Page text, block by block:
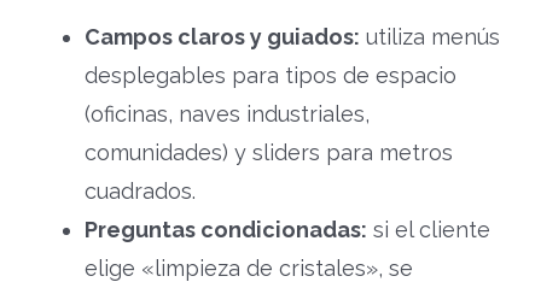
Campos claros y guiados: utiliza menús
desplegables para tipos de espacio
(oficinas, naves industriales,
comunidades) y sliders para metros
cuadrados.
Preguntas condicionadas: si el cliente
elige «limpieza de cristales», se